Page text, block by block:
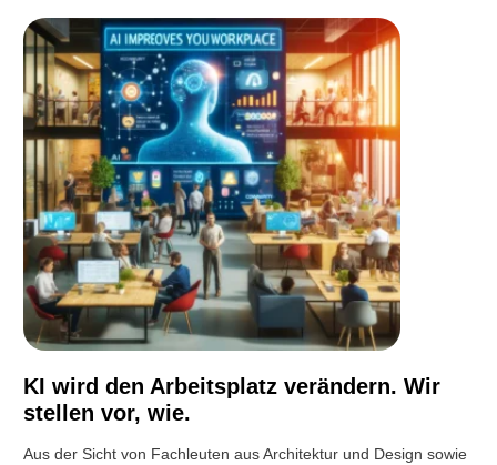
KI wird den Arbeitsplatz verändern. Wir
stellen vor, wie.
Aus der Sicht von Fachleuten aus Architektur und Design sowie